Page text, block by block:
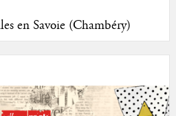
en Savoie (Chambéry)